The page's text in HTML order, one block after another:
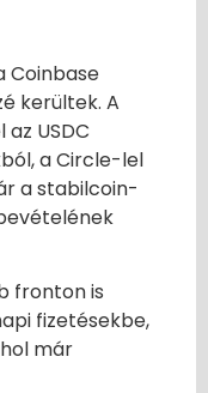
Coinbase
kerültek. A
USDC
a Circle-lel
a stabilcoin-
fronton is
fizetésekbe,
már